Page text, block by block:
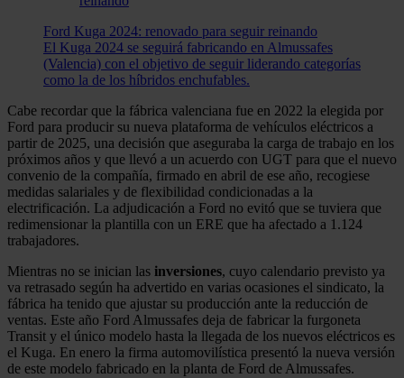
Ford Kuga 2024: renovado para seguir reinando
El Kuga 2024 se seguirá fabricando en Almussafes
(Valencia) con el objetivo de seguir liderando categorías
como la de los híbridos enchufables.
Cabe recordar que la fábrica valenciana fue en 2022 la elegida por
Ford para producir su nueva plataforma de vehículos eléctricos a
partir de 2025, una decisión que aseguraba la carga de trabajo en los
próximos años y que llevó a un acuerdo con UGT para que el nuevo
convenio de la compañía, firmado en abril de ese año, recogiese
medidas salariales y de flexibilidad condicionadas a la
electrificación. La adjudicación a Ford no evitó que se tuviera que
redimensionar la plantilla con un ERE que ha afectado a 1.124
trabajadores.
Mientras no se inician las inversiones, cuyo calendario previsto ya
va retrasado según ha advertido en varias ocasiones el sindicato, la
fábrica ha tenido que ajustar su producción ante la reducción de
ventas. Este año Ford Almussafes deja de fabricar la furgoneta
Transit y el único modelo hasta la llegada de los nuevos eléctricos es
el Kuga. En enero la firma automovilística presentó la nueva versión
de este modelo fabricado en la planta de Ford de Almussafes.